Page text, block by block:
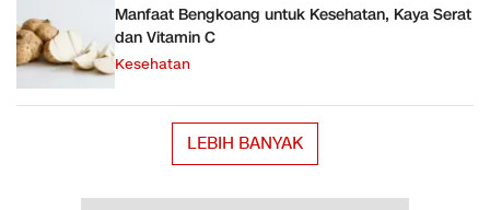
Manfaat Bengkoang untuk Kesehatan, Kaya Serat
dan Vitamin C
Kesehatan
LEBIH BANYAK